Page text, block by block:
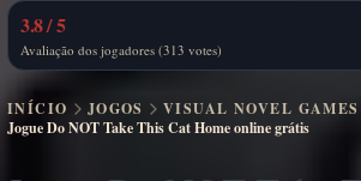
3.8 / 5
Avaliação dos jogadores (313 votes)
INÍCIO JOGOS
VISUAL NOVEL GAMES
Jogue Do NOT Take This Cat Home online grátis